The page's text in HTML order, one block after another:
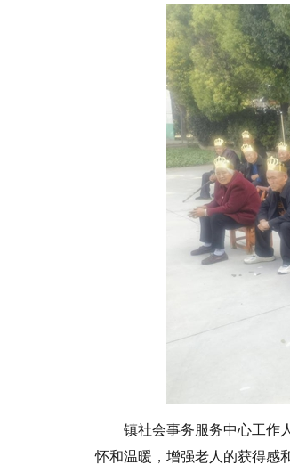
镇社会事务服务中心工作
怀和温暖，增强老人的获得感